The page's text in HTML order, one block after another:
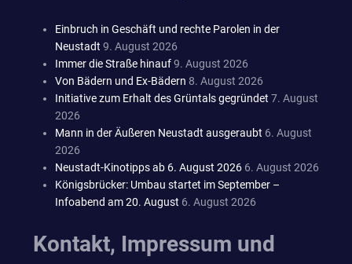
Einbruch in Geschäft und rechte Parolen in der
Neustadt 9. August 2026
Immer die Straße hinauf9. August 2026
Von Bädern und Ex-Bädern 8. August 2026
Initiative zum Erhalt des Grüntals gegründet 7. August
2026
Mann in der Äußeren Neustadt ausgeraubt 6. August
2026
Neustadt-Kinotipps ab 6. August 2026 6. August 2026
Königsbrücker: Umbau startet im September –
Infoabend am 20. August 6. August 2026
Kontakt, Impressum und